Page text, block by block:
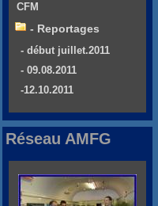
CFM
- Reportages
- début juillet.2011
- 09.08.2011
-12.10.2011
Réseau AMFG